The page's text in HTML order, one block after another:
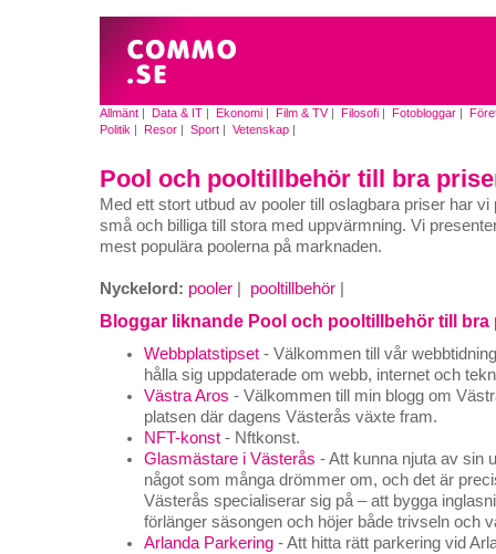
Allmänt | Data & IT | Ekonomi | Film & TV| Filosofi | Fotobloggar |
Politik | Resor | Sport | Vetenskap |
Pool och pooltillbehör till bra
Med ett stort utbud av pooler till oslagbara priser har
små och billiga till stora med uppvärmning. Vi
mest populära poolerna på marknaden.
Nyckelord: pooler pooltillbehör
Bloggar liknande Pool och pooltillbehör till bra
Webbplatstipset - Välkommen till vår
hålla sig uppdaterade om webb, internet och
Västra Aros - Välkommen till min blogg om
platsen där dagens Västerås växte fram.
NFT-konst - Nftkonst.
Glasmästare i Västerås - Att kunna njuta av sin
något som många drömmer om, och det är
Västerås specialiserar sig på – att bygga
förlänger säsongen och höjer både trivseln och
Arlanda Parkering - Att hitta rätt parkering vid